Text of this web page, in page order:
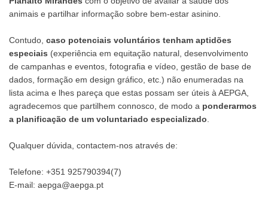
animais e partilhar informação sobre bem-estar asinino.
Contudo, caso potenciais voluntários tenham aptidões
especiais (experiência em equitação natural, desenvolvimento
de campanhas e eventos, fotografia e vídeo, gestão de base de
dados, formação em design gráfico, etc.) não enumeradas na
lista acima e lhes pareça que estas possam ser úteis à AEPGA,
agradecemos que partilhem connosco, de modo a ponderarmos
a planificação de um voluntariado especializado
Qualquer dúvida, contactem-nos através de:
Telefone: +351 925790394(7)
E-mail: aepga@aepga.pt